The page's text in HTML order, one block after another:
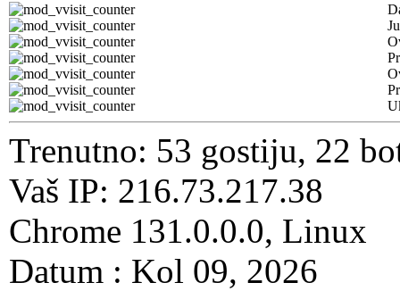
Trenutno: 53 gostiju, 22
Vaš IP: 216.73.217.38
Chrome 131.0.0.0, Linux
Datum : Kol 09, 2026